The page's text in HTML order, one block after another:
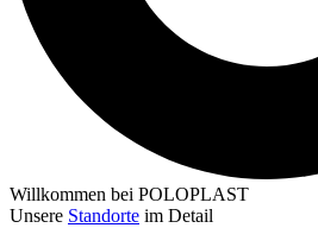
Willkommen bei POLOPLAST
Unsere Standorte im Detail